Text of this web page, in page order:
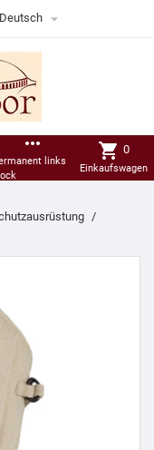
Deutsch 
more_horiz
links
shopping_cart 0
Einkaufswagen